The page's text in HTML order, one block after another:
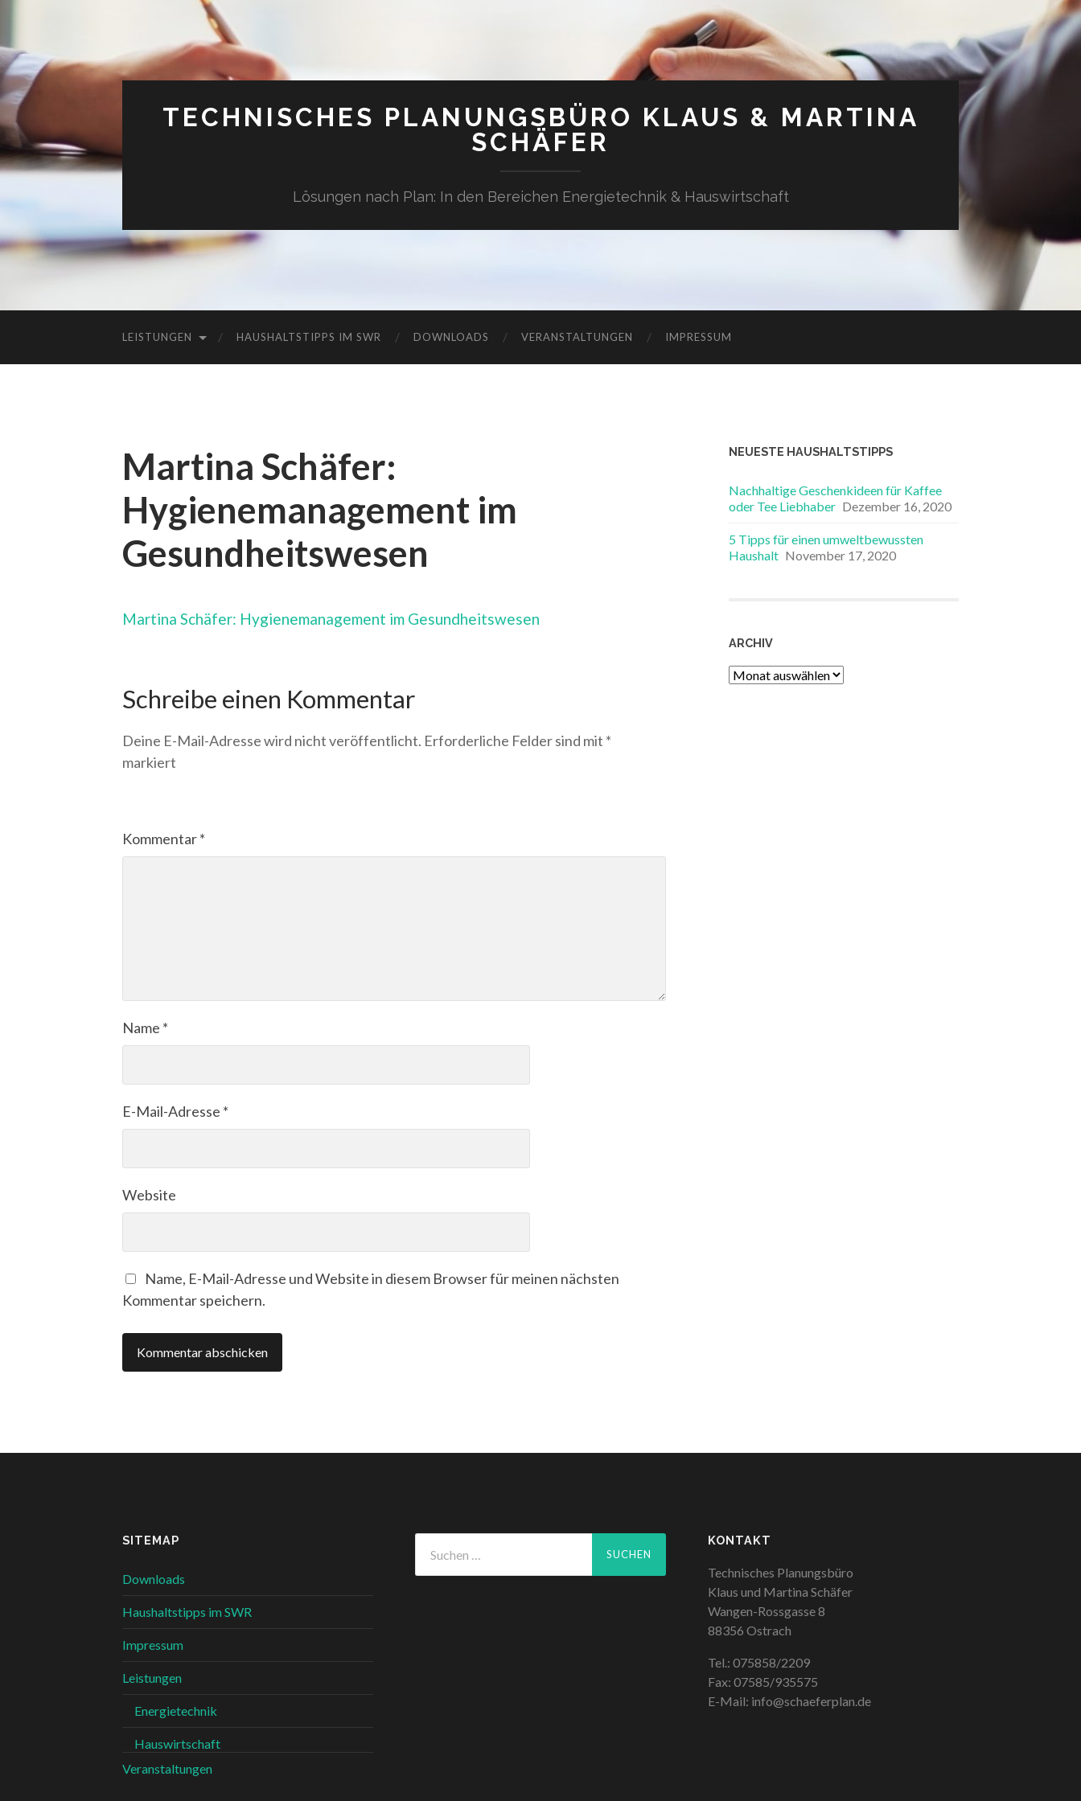
TECHNISCHES PLANUNGSBÜRO KLAUS & MARTINA
SCHÄFER
Lösungen nach Plan: In den Bereichen Energietechnik & Hauswirtschaft
LEISTUNGEN HAUSHALTSTIPPS IM SWR DOWNLOADS VERANSTALTUNGEN IMPRESSUM
Martina Schäfer:
Hygienemanagement im
Gesundheitswesen
Martina Schäfer: Hygienemanagement im Gesundheitswesen
Schreibe einen Kommentar
Deine E-Mail-Adresse wird nicht veröffentlicht. Erforderliche Felder sind mit *
markiert
Kommentar*
Name *
E-Mail-Adresse *
Website
Name, E-Mail-Adresse und Website in diesem Browser für meinen nächsten
Kommentar speichern.
NEUESTE HAUSHALTSTIPPS
Nachhaltige Geschenkideen für Kaffee
oder Tee Liebhaber Dezember 16, 2020
5 Tipps für einen umweltbewussten
Haushalt November 17, 2020
ARCHIV
Archiv
SITEMAP
Downloads
Haushaltstipps im SWR
Impressum
Leistungen
Energietechnik
Hauswirtschaft
Veranstaltungen
nach:
KONTAKT
Technisches Planungsbüro
Klaus und Martina Schäfer
Wangen-Rossgasse 8
88356 Ostrach
Tel.: 075858/2209
Fax: 07585/935575
E-Mail: info@schaeferplan.de